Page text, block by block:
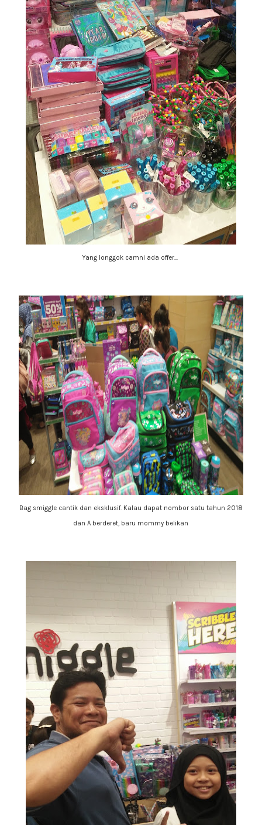
Yang longgok camni ada offer...
Bag smiggle cantik dan eksklusif. Kalau dapat nombor satu tahun 2018
dan A berderet, baru mommy belikan